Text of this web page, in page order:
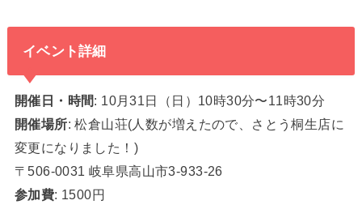
イベント詳細
開催日・時間: 10月31日（日）10時30分〜11時30分
開催場所: 松倉山荘(人数が増えたので、さとう桐生店に
変更になりました！)
〒506-0031 岐阜県高山市3-933-26
参加費: 1500円